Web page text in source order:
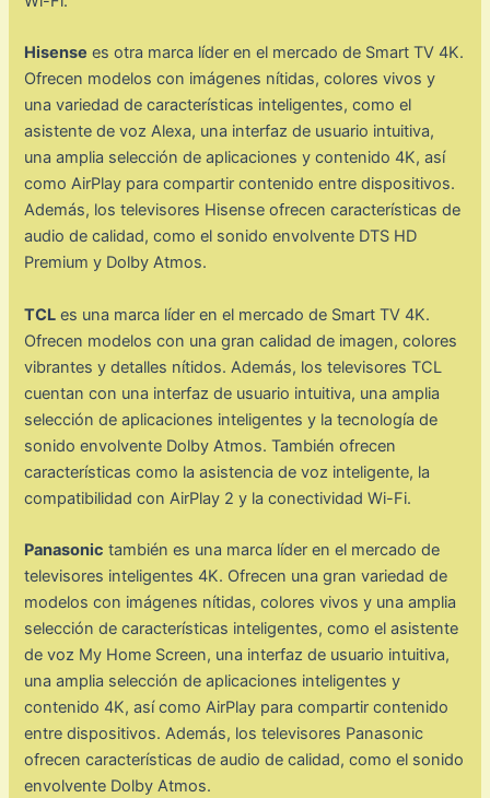
Hisense es otra marca líder en el mercado de Smart TV 4K.
Ofrecen modelos con imágenes nítidas, colores vivos y
una variedad de características inteligentes, como el
asistente de voz Alexa, una interfaz de usuario intuitiva,
una amplia selección de aplicaciones y contenido 4K, así
como AirPlay para compartir contenido entre dispositivos.
Además, los televisores Hisense ofrecen características de
audio de calidad, como el sonido envolvente DTS HD
Premium y Dolby Atmos.
TCL es una marca líder en el mercado de Smart TV 4K.
Ofrecen modelos con una gran calidad de imagen, colores
vibrantes y detalles nítidos. Además, los televisores TCL
cuentan con una interfaz de usuario intuitiva, una amplia
selección de aplicaciones inteligentes y la tecnología de
sonido envolvente Dolby Atmos. También ofrecen
características como la asistencia de voz inteligente, la
compatibilidad con AirPlay 2 y la conectividad Wi-Fi.
Panasonic también es una marca líder en el mercado de
televisores inteligentes 4K. Ofrecen una gran variedad de
modelos con imágenes nítidas, colores vivos y una amplia
selección de características inteligentes, como el asistente
de voz My Home Screen, una interfaz de usuario intuitiva,
una amplia selección de aplicaciones inteligentes y
contenido 4K, así como AirPlay para compartir contenido
entre dispositivos. Además, los televisores Panasonic
ofrecen características de audio de calidad, como el sonido
envolvente Dolby Atmos.